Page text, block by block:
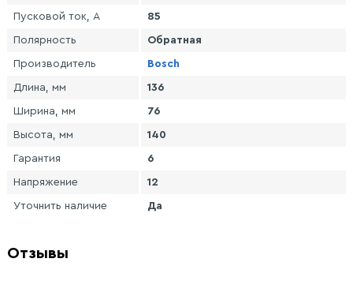
Пусковой ток, А 85
Полярность Обратная
Производитель Bosch
Длина, мм 136
Ширина, мм 76
Высота, мм 140
Гарантия 6
Напряжение 12
Уточнить наличие Да
Отзывы